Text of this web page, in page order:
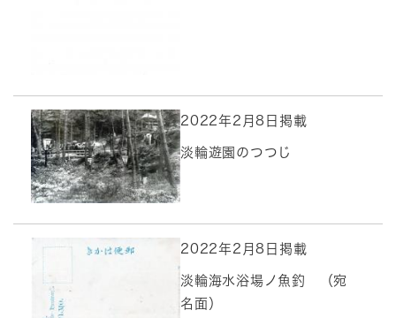
2022年2月8日掲載
淡輪遊園のつつじ
2022年2月8日掲載
淡輪海水浴場ノ魚釣 （宛
名面）